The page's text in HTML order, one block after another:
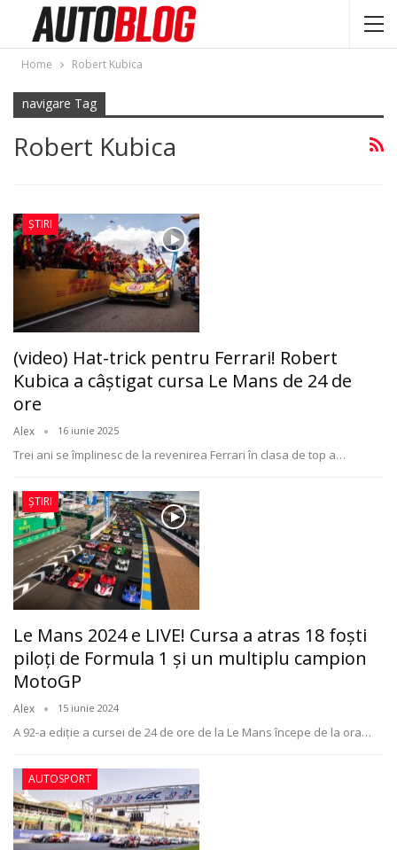
Home Robert Kubica
navigare Tag
Robert Kubica
ȘTIRI
(video) Hat-trick pentru Ferrari! Robert
Kubica a câștigat cursa Le Mans de 24 de
ore
Alex 16 iunie 2025
Trei ani se împlinesc de la revenirea Ferrari în clasa de top a…
ȘTIRI
Le Mans 2024 e LIVE! Cursa a atras 18 foști
piloți de Formula 1 și un multiplu campion
MotoGP
Alex 15 iunie 2024
A 92-a ediție a cursei de 24 de ore de la Le Mans începe de la ora…
AUTOSPORT